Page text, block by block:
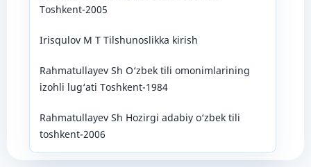
Toshkent-2005
Irisqulov M T Tilshunoslikka kirish
Rahmatullayev Sh O‘zbek tili omonimlarining
izohli lug‘ati Toshkent-1984
Rahmatullayev Sh Hozirgi adabiy o‘zbek tili
toshkent-2006